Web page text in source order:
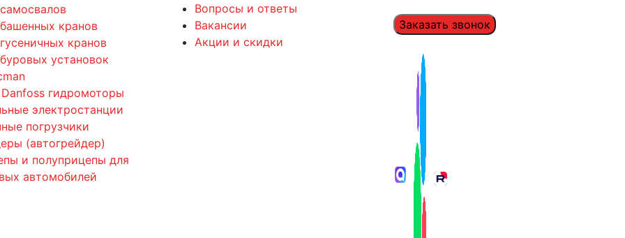
кранов
кранов
установок
Danfoss гидромоторы
электростанции
погрузчики
(автогрейдер)
и полуприцепы для
автомобилей
Вопросы и ответы
Вакансии
Акции и скидки
Заказать звонок